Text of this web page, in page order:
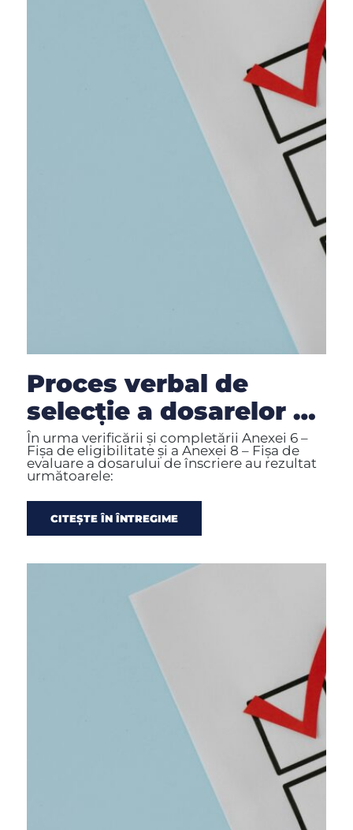
Proces verbal de
selecție a dosarelor de
candidatură depuse
pentru GT în luna
IULIE 2026
În urma verificării și completării Anexei 6 –
Fișa de eligibilitate și a Anexei 8 – Fișa de
evaluare a dosarului de înscriere au rezultat
următoarele:
CITEȘTE ÎN ÎNTREGIME